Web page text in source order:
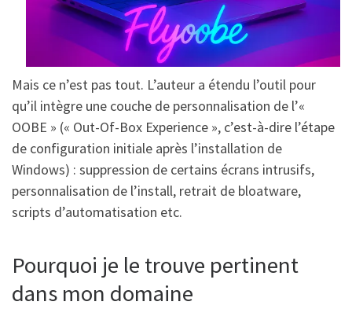
Mais ce n’est pas tout. L’auteur a étendu l’outil pour
qu’il intègre une couche de personnalisation de l’«
OOBE » (« Out-Of-Box Experience », c’est-à-dire l’étape
de configuration initiale après l’installation de
Windows) : suppression de certains écrans intrusifs,
personnalisation de l’install, retrait de bloatware,
scripts d’automatisation etc.
Pourquoi je le trouve pertinent
dans mon domaine